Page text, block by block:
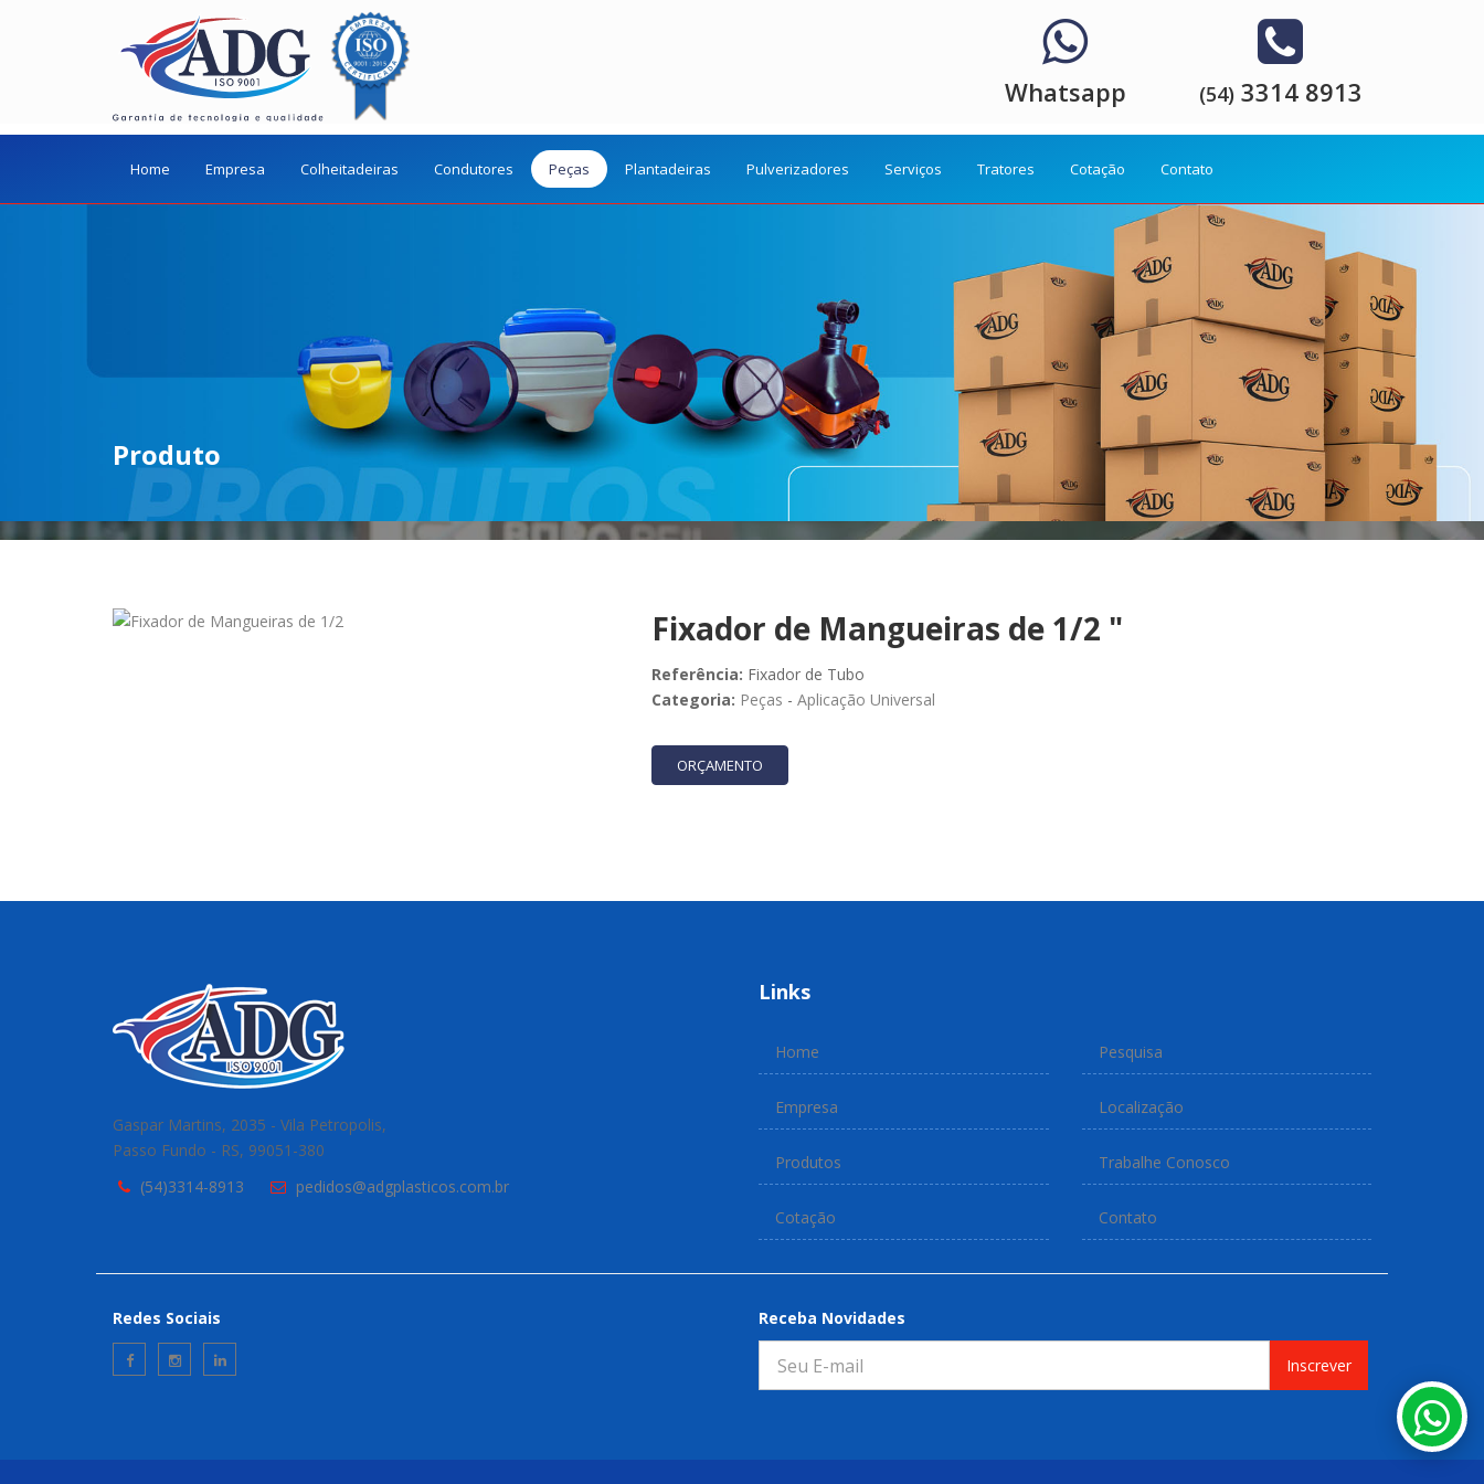
Whatsapp (54) 3314 8913
Home Empresa Colheitadeiras Condutores Peças Plantadeiras Pulverizadores Serviços Tratores Cotação Contato
Produto
Fixador de Mangueiras de 1/2 "
Referência: Fixador de Tubo
Categoria: Peças - Aplicação Universal
ORÇAMENTO
Gaspar Martins, 2035 - Vila Petropolis,
Passo Fundo - RS, 99051-380
(54)3314-8913
pedidos@adgplasticos.com.br
Links
Home
Empresa
Produtos
Cotação
Pesquisa
Localização
Trabalhe Conosco
Contato
Redes Sociais Receba Novidades
Inscrever